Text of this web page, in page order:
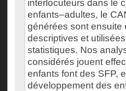
interlocuteurs dans le
enfants–adultes, le
générées sont ensuite
descriptives et
statistiques. Nos
considérés jouent
enfants font des SFP,
développement des